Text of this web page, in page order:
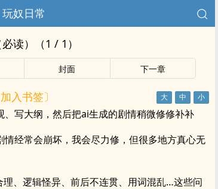
玩奴日常
读）（1 / 1）
封面 下一章
加入书签〕
写大纲，然后把ai生成的剧情稍微修修补补
经常会崩坏，我会尽力修，但很多地方真心无
、逻辑怪异、前后不连贯、用词混乱…这些问